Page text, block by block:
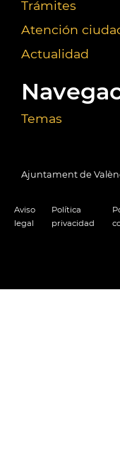
Trámites
Atención
Actualidad
Temas
Ajuntament de
Aviso
legal
Política
privacidad